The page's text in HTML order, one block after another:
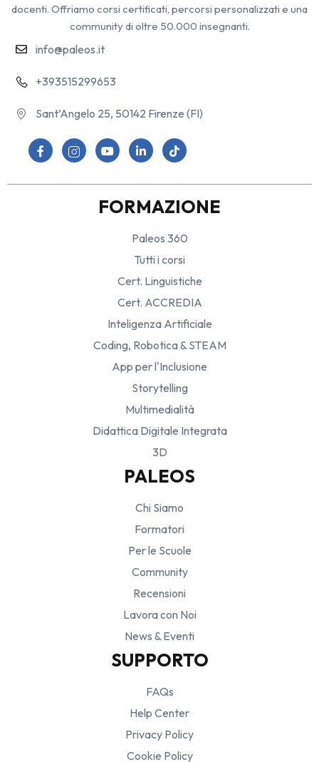
docenti. Offriamo corsi certificati, percorsi personalizzati e una
community di oltre 50.000 insegnanti.
info@paleos.it
+393515299653
Sant’Angelo 25, 50142 Firenze (FI)
FORMAZIONE
Paleos 360
Tutti i corsi
Cert. Linguistiche
Cert. ACCREDIA
Inteligenza Artificiale
Coding, Robotica & STEAM
App per l'Inclusione
Storytelling
Multimedialità
Didattica Digitale Integrata
3D
PALEOS
Chi Siamo
Formatori
Per le Scuole
Community
Recensioni
Lavora con Noi
News & Eventi
SUPPORTO
FAQs
Help Center
Privacy Policy
Cookie Policy